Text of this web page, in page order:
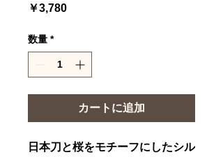
￥3,780価
数量 *
カートに追加
日本刀と桜をモチーフにしたシル